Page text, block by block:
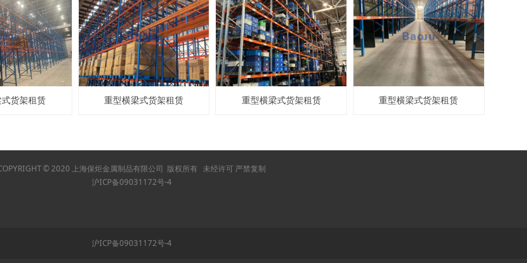
货架租赁 重型横梁式货架租赁 重型横梁式货架租赁 重型横梁式货架租赁
© 2020 上海保炬金属制品有限公司 版权所有 未经许可 严禁复制
沪ICP备09031172号-4
沪ICP备09031172号-4